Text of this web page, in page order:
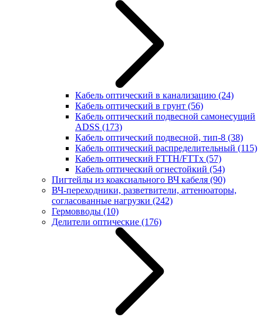
Кабель оптический в канализацию (24)
Кабель оптический в грунт (56)
Кабель оптический подвесной самонесущий
ADSS (173)
Кабель оптический подвесной, тип-8 (38)
Кабель оптический распределительный (115)
Кабель оптический FTTH/FTTx (57)
Кабель оптический огнестойкий (54)
Пигтейлы из коаксиального ВЧ кабеля (90)
ВЧ-переходники, разветвители, аттенюаторы,
согласованные нагрузки (242)
Гермовводы (10)
Делители оптические (176)